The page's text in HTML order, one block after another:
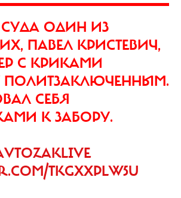
ОДИН ИЗ
ПАВЕЛ КРИСТЕВИЧ,
С КРИКАМИ
ПОЛИТЗАКЛЮЧЕННЫМ.
СЕБЯ
К ЗАБОРУ.
TKGXXPLW5U